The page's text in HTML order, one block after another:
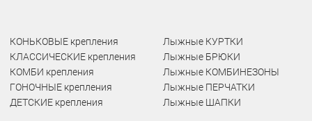
КОНЬКОВЫЕ крепления
КЛАССИЧЕСКИЕ крепления
КОМБИ крепления
ГОНОЧНЫЕ крепления
ДЕТСКИЕ крепления
Лыжные КУРТКИ
Лыжные БРЮКИ
Лыжные КОМБИНЕЗОНЫ
Лыжные ПЕРЧАТКИ
Лыжные ШАПКИ